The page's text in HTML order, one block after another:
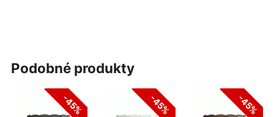
podobné produkty
-45% -45% -45%